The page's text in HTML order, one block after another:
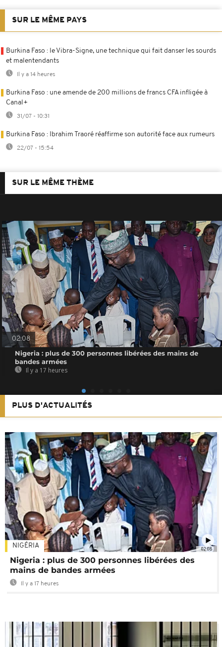
SUR LE MÊME PAYS
Burkina Faso : le Vibra-Signe, une technique qui fait danser les sourds
et malentendants
Il y a 14 heures
Burkina Faso : une amende de 200 millions de francs CFA infligée à
Canal+
31/07 - 10:31
Burkina Faso : Ibrahim Traoré réaffirme son autorité face aux rumeurs
22/07 - 15:54
SUR LE MÊME THÈME
02:08
Nigeria : plus de 300 personnes libérées des mains de
bandes armées
Il y a 17 heures
PLUS D'ACTUALITÉS
02:08
NIGÉRIA
Nigeria : plus de 300 personnes libérées des
mains de bandes armées
Il y a 17 heures